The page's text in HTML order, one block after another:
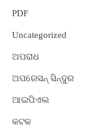
PDF
Uncategorized
ଅପରାଧ
ଅପରେସନ୍ ସିନ୍ଦୁର
ଆଇପିଏଲ
କଟକ